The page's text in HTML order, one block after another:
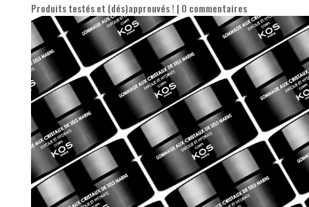
Produits testés et (dés)approuvés ! | 0 commentaires